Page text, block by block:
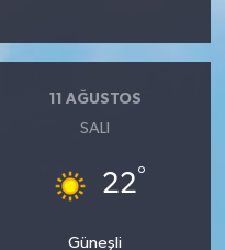
11 AĞUSTOS
SALI
22°
Güneşli